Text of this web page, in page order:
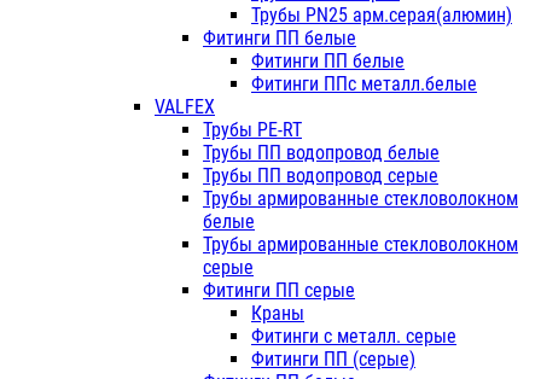
Трубы PN25 арм.серая(алюмин)
Фитинги ПП белые
Фитинги ПП белые
Фитинги ППс металл.белые
VALFEX
Трубы PE-RT
Трубы ПП водопровод белые
Трубы ПП водопровод серые
Трубы армированные стекловолокном
белые
Трубы армированные стекловолокном
серые
Фитинги ПП серые
Краны
Фитинги с металл. серые
Фитинги ПП (серые)